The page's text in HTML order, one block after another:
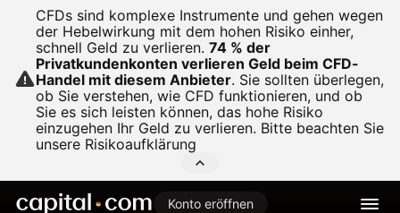
CFDs sind komplexe Instrumente und gehen wegen
der Hebelwirkung mit dem hohen Risiko einher,
schnell Geld zu verlieren. 74 % der
Privatkundenkonten verlieren Geld beim CFD-
Handel mit diesem Anbieter. Sie sollten überlegen,
ob Sie verstehen, wie CFD funktionieren, und ob
Sie es sich leisten können, das hohe Risiko
einzugehen Ihr Geld zu verlieren. Bitte beachten Sie
unsere Risikoaufklärung
Konto eröffnen